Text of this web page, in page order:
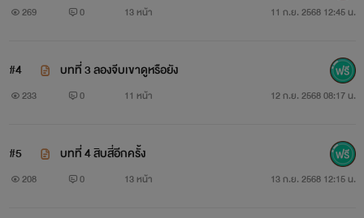
269 0 13 หน้า 11 ก.ย. 2568 12:45 น.
#4 บทที่ 3 ลองจีบเขาดูหรือยัง
233 0 11 หน้า 12 ก.ย. 2568 08:17 น.
#5 บทที่ 4 สิบสี่อีกครั้ง
208 0 13 หน้า 13 ก.ย. 2568 12:15 น.